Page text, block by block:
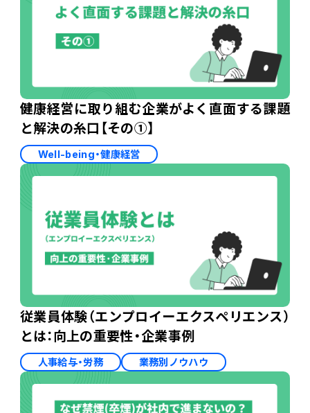
健康経営に取り組む企業がよく直面する課題
と解決の糸口【その①】
Well-being・健康経営
従業員体験（エンプロイーエクスペリエンス）
とは：向上の重要性・企業事例
人事給与・労務 業務別ノウハウ